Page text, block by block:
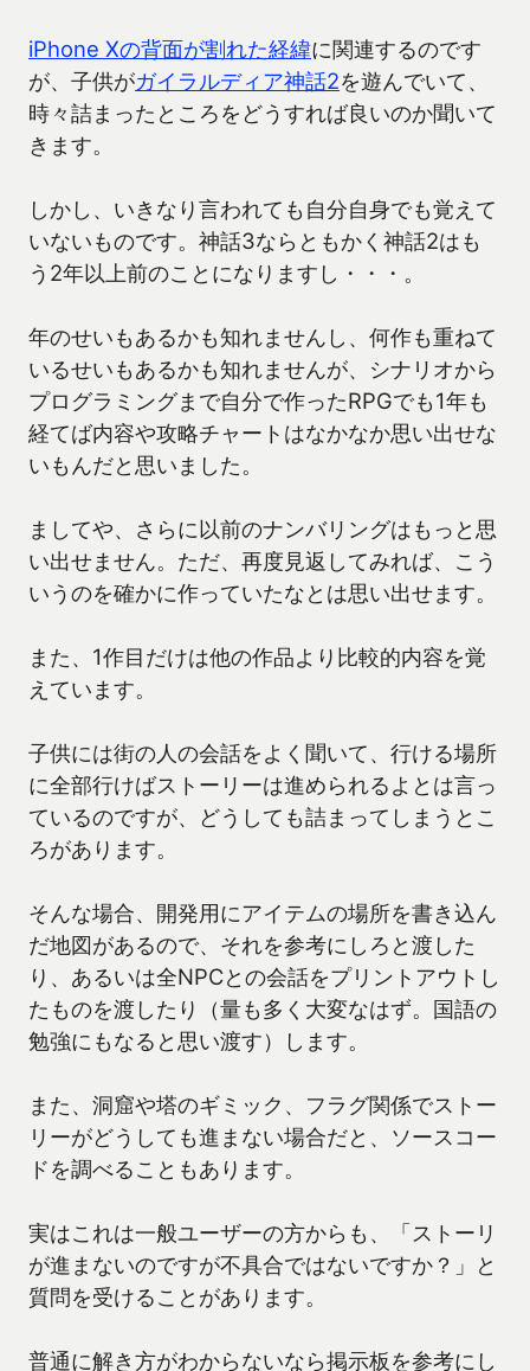
iPhone Xの背面が割れた経緯に関連するのです
が、子供がガイラルディア神話2を遊んでいて、
時々詰まったところをどうすれば良いのか聞いて
きます。
しかし、いきなり言われても自分自身でも覚えて
いないものです。神話3ならともかく神話2はも
う2年以上前のことになりますし・・・。
年のせいもあるかも知れませんし、何作も重ねて
いるせいもあるかも知れませんが、シナリオから
プログラミングまで自分で作ったRPGでも1年も
経てば内容や攻略チャートはなかなか思い出せな
いもんだと思いました。
ましてや、さらに以前のナンバリングはもっと思
い出せません。ただ、再度見返してみれば、こう
いうのを確かに作っていたなとは思い出せます。
また、1作目だけは他の作品より比較的内容を覚
えています。
子供には街の人の会話をよく聞いて、行ける場所
に全部行けばストーリーは進められるよとは言っ
ているのですが、どうしても詰まってしまうとこ
ろがあります。
そんな場合、開発用にアイテムの場所を書き込ん
だ地図があるので、それを参考にしろと渡した
り、あるいは全NPCとの会話をプリントアウトし
たものを渡したり（量も多く大変なはず。国語の
勉強にもなると思い渡す）します。
また、洞窟や塔のギミック、フラグ関係でストー
リーがどうしても進まない場合だと、ソースコー
ドを調べることもあります。
実はこれは一般ユーザーの方からも、「ストーリ
が進まないのですが不具合ではないですか？」と
質問を受けることがあります。
普通に解き方がわからないなら掲示板を参考にし